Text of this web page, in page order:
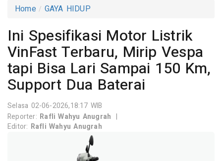
Home GAYA HIDUP
Ini Spesifikasi Motor Listrik
VinFast Terbaru, Mirip Vespa
tapi Bisa Lari Sampai 150 Km,
Support Dua Baterai
Selasa 02-06-2026,18:17 WIB
Reporter: Rafli Wahyu Anugrah |
Editor: Rafli Wahyu Anugrah